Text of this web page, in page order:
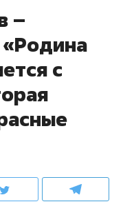
–
с